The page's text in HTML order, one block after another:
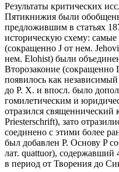
Результаты критических
Пятикнижия были
предложившим в статьях
историческую схему:
(сокращенно J от нем.
нем. Elohist) были
Второзаконие (сокращенно
появилось как
до Р. Х. и впосл. было
гомилетическим и
отразился cвященнический
Priesterschrift), зато
соединено с этими более
был добавлен P. Основу P
лат. quattuor), содержавший
в период от Творения до